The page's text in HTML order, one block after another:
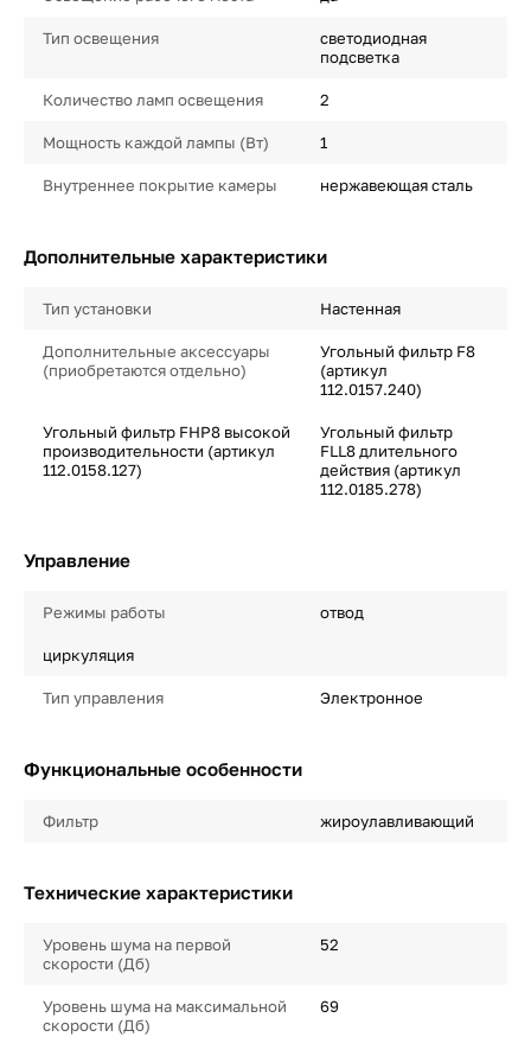
Тип освещения
светодиодная
подсветка
Количество ламп освещения 2
Мощность каждой лампы (Вт) 1
Внутреннее покрытие камеры нержавеющая сталь
Дополнительные характеристики
Тип установки Настенная
Дополнительные аксессуары
(приобретаются отдельно)
Угольный фильтр F8
(артикул
112.0157.240)
Угольный фильтр FHP8 высокой
производительности (артикул
112.0158.127)
Угольный фильтр
FLL8 длительного
действия (артикул
112.0185.278)
Управление
Режимы работы отвод
циркуляция
Тип управления Электронное
Функциональные особенности
Фильтр жироулавливающий
Технические характеристики
Уровень шума на первой
скорости (Дб)
52
Уровень шума на максимальной
скорости (Дб)
69